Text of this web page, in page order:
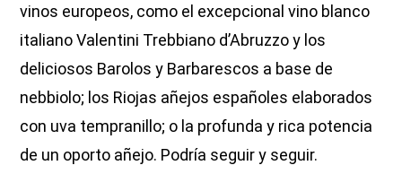
vinos europeos, como el excepcional vino blanco
italiano Valentini Trebbiano d’Abruzzo y los
deliciosos Barolos y Barbarescos a base de
nebbiolo; los Riojas añejos españoles elaborados
con uva tempranillo; o la profunda y rica potencia
de un oporto añejo. Podría seguir y seguir.